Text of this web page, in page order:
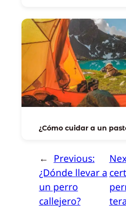
¿Cómo cuidar a un
← Previous:
¿Dónde llevar a
un perro
callejero?